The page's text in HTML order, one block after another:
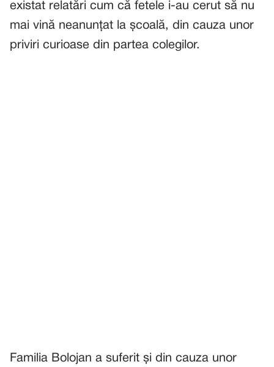
existat relatări cum că fetele i-au cerut să nu
mai vină neanunțat la școală, din cauza unor
priviri curioase din partea colegilor.
Familia Bolojan a suferit și din cauza unor